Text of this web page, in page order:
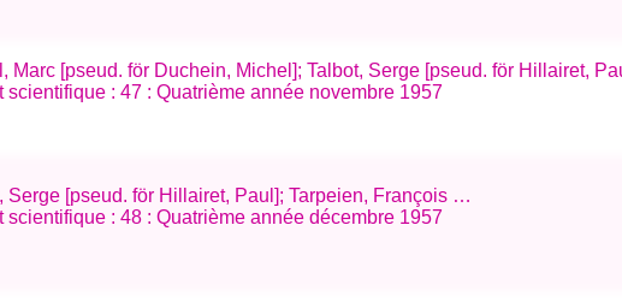
Marc [pseud. för Duchein, Michel]; Talbot, Serge [pseud. för Hillairet,
scientifique : 47 : Quatrième année novembre 1957
Serge [pseud. för Hillairet, Paul]; Tarpeien, François …
scientifique : 48 : Quatrième année décembre 1957